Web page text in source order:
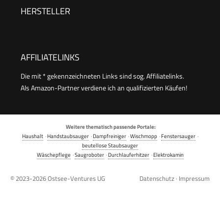
Reinigungsmittel (Packung mit 2)
HERSTELLER
AFFILIATELINKS
Die mit * gekennzeichneten Links sind sog. Affiliatelinks.
Als Amazon-Partner verdiene ich an qualifizierten Käufen!
Weitere thematisch passende Portale:
Haushalt·Handstaubsauger·Dampfreiniger·Wischmopp·Fenstersauger·
beutellose Staubsauger
Wäschepflege ·Saugroboter·Durchlauferhitzer·Elektrokamin
© 2023-2026Ostsee-Ventures UG Datenschutz · Impressum